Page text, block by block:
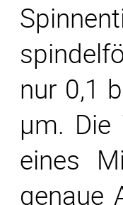
nur 0,1
µm.
eines
genaue